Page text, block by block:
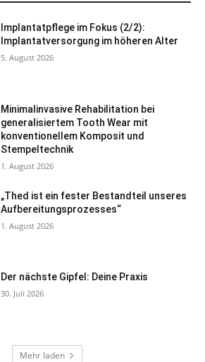
Implantatpflege im Fokus (2/2):
Implantatversorgung im höheren Alter
5. August 2026
Minimalinvasive Rehabilitation bei
generalisiertem Tooth Wear mit
konventionellem Komposit und
Stempeltechnik
1. August 2026
„Thed ist ein fester Bestandteil unseres
Aufbereitungsprozesses“
1. August 2026
Der nächste Gipfel: Deine Praxis
30. Juli 2026
Mehr laden